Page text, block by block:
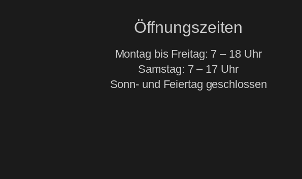
Öffnungszeiten
Montag bis Freitag: 7 – 18 Uhr
Samstag: 7 – 17 Uhr
Sonn- und Feiertag geschlossen